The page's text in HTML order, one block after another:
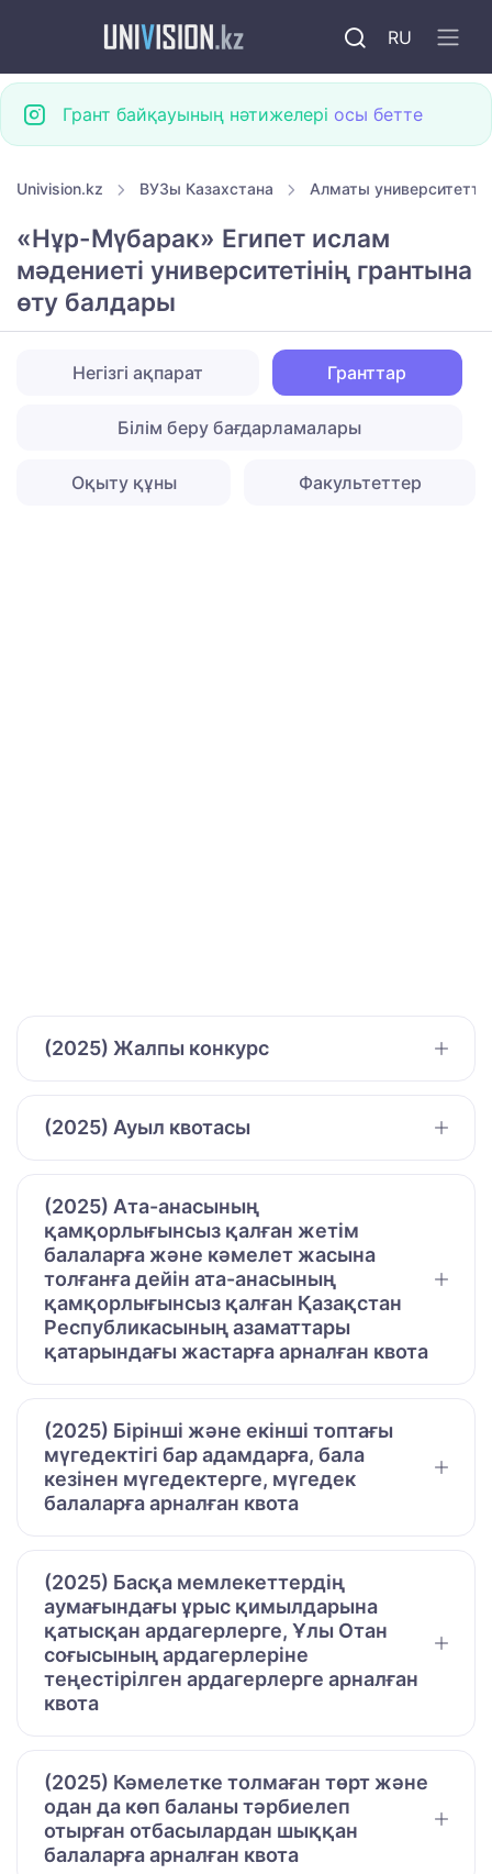
RU
Грант байқауының нәтижелері осы бетте
Univision.kz ВУЗы Казахстана Алматы
«Нұр-Мүбарак» Египет ислам
мәдениеті университетінің грантына
өту балдары
Негізгі ақпарат Гранттар
Білім беру бағдарламалары
Оқыту құны Факультеттер
(2025) Жалпы конкурс
(2025) Ауыл квотасы
(2025) Ата-анасының
қамқорлығынсыз қалған жетім
балаларға және кәмелет жасына
толғанға дейін ата-анасының
қамқорлығынсыз қалған Қазақстан
Республикасының азаматтары
қатарындағы жастарға арналған квота
(2025) Бірінші және екінші топтағы
мүгедектігі бар адамдарға, бала
кезінен мүгедектерге, мүгедек
балаларға арналған квота
(2025) Басқа мемлекеттердің
аумағындағы ұрыс қимылдарына
қатысқан ардагерлерге, Ұлы Отан
соғысының ардагерлеріне
теңестірілген ардагерлерге арналған
квота
(2025) Кәмелетке толмаған төрт және
одан да көп баланы тәрбиелеп
отырған отбасылардан шыққан
балаларға арналған квота